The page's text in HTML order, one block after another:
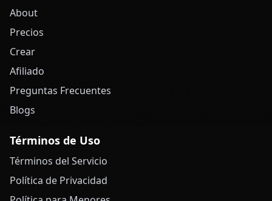
About
Precios
Crear
Afiliado
Preguntas Frecuentes
Blogs
Términos de Uso
Términos del Servicio
Política de Privacidad